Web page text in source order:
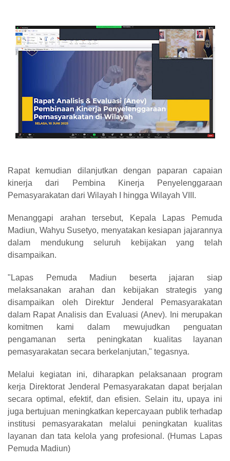
Rapat kemudian dilanjutkan dengan paparan capaian
kinerja dari Pembina Kinerja Penyelenggaraan
Pemasyarakatan dari Wilayah I hingga Wilayah VIII.
Menanggapi arahan tersebut, Kepala Lapas Pemuda
Madiun, Wahyu Susetyo, menyatakan kesiapan jajarannya
dalam mendukung seluruh kebijakan yang telah
disampaikan.
"Lapas Pemuda Madiun beserta jajaran siap
melaksanakan arahan dan kebijakan strategis yang
disampaikan oleh Direktur Jenderal Pemasyarakatan
dalam Rapat Analisis dan Evaluasi (Anev). Ini merupakan
komitmen kami dalam mewujudkan penguatan
pengamanan serta peningkatan kualitas layanan
pemasyarakatan secara berkelanjutan," tegasnya.
Melalui kegiatan ini, diharapkan pelaksanaan program
kerja Direktorat Jenderal Pemasyarakatan dapat berjalan
secara optimal, efektif, dan efisien. Selain itu, upaya ini
juga bertujuan meningkatkan kepercayaan publik terhadap
institusi pemasyarakatan melalui peningkatan kualitas
layanan dan tata kelola yang profesional. (Humas Lapas
Pemuda Madiun)